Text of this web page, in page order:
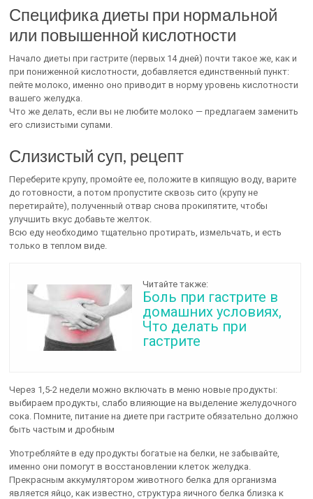
Специфика диеты при нормальной
или повышенной кислотности
Начало диеты при гастрите (первых 14 дней) почти такое же, как и
при пониженной кислотности, добавляется единственный пункт:
пейте молоко, именно оно приводит в норму уровень кислотности
вашего желудка.
Что же делать, если вы не любите молоко — предлагаем заменить
его слизистыми супами.
Слизистый суп, рецепт
Переберите крупу, промойте ее, положите в кипящую воду, варите
до готовности, а потом пропустите сквозь сито (крупу не
перетирайте), полученный отвар снова прокипятите, чтобы
улучшить вкус добавьте желток.
Всю еду необходимо тщательно протирать, измельчать, и есть
только в теплом виде.
Читайте также:
Боль при гастрите в
домашних условиях,
Что делать при
гастрите
Через 1,5-2 недели можно включать в меню новые продукты:
выбираем продукты, слабо влияющие на выделение желудочного
сока. Помните, питание на диете при гастрите обязательно должно
быть частым и дробным
Употребляйте в еду продукты богатые на белки, не забывайте,
именно они помогут в восстановлении клеток желудка.
Прекрасным аккумулятором животного белка для организма
является яйцо, как известно, структура яичного белка близка к